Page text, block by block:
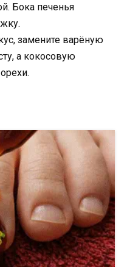
Бока печенья
замените варёную
а кокосовую